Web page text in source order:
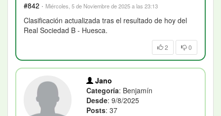
#842 · Miércoles, 5 de Noviembre de 2025 a las 23:13
Clasificación actualizada tras el resultado de hoy del
Real Sociedad B - Huesca.
2 0
Jano
Categoría: Benjamín
Desde: 9/8/2025
Posts: 37